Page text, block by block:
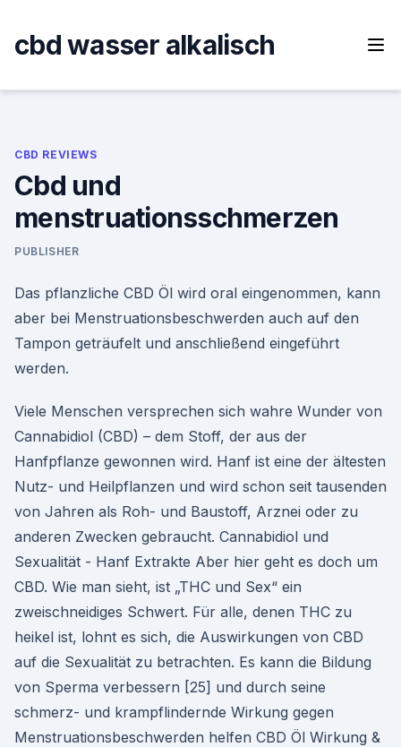
content
cbd wasser alkalisch
CBD REVIEWS
Cbd und
menstruationsschmerzen
PUBLISHER
Das pflanzliche CBD Öl wird oral eingenommen, kann
aber bei Menstruationsbeschwerden auch auf den
Tampon geträufelt und anschließend eingeführt
werden.
Viele Menschen versprechen sich wahre Wunder von
Cannabidiol (CBD) – dem Stoff, der aus der
Hanfpflanze gewon­nen wird. Hanf ist eine der ältesten
Nutz- und Heilpflanzen und wird schon seit tausenden
von Jahren als Roh- und Baustoff, Arznei oder zu
anderen Zwecken gebraucht. Cannabidiol und
Sexualität - Hanf Extrakte Aber hier geht es doch um
CBD. Wie man sieht, ist „THC und Sex“ ein
zweischneidiges Schwert. Für alle, denen THC zu
heikel ist, lohnt es sich, die Auswirkungen von CBD
auf die Sexualität zu betrachten. Es kann die Bildung
von Sperma verbessern [25] und durch seine
schmerz- und krampflindernde Wirkung gegen
Menstruationsbeschwerden helfen CBD Öl Wirkung &